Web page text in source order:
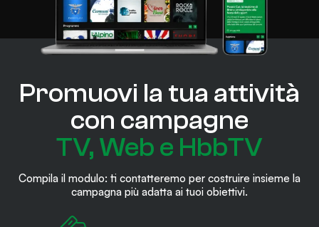
Promuovi la tua attività
con campagne
TV, Web e HbbTV
Compila il modulo: ti contatteremo per costruire insieme la
campagna più adatta ai tuoi obiettivi.